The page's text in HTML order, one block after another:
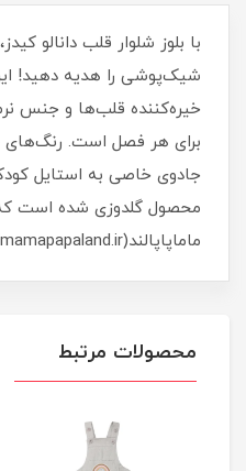
با بلوز شلوار قلب دانالو
شیک‌پوشی را هدیه دهید!
خیره‌کننده قلب‌ها و جنس
برای هر فصل است.
جادوی خاصی به استایل
محصول گلدوزی شده است که
ماماپاپالند(mamapapaland.ir) تهیه کنید.
محصولات مرتبط